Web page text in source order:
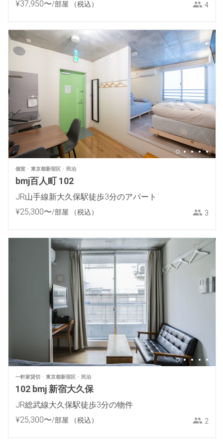
¥37,950〜/部屋 （税込） 4
個室 東京都新宿区 民泊
bmj百人町 102
JR山手線新大久保駅徒歩3分のアパート
¥25,300〜/部屋 （税込） 3
一軒家貸切 東京都新宿区 民泊
102 bmj 新宿大久保
JR総武線大久保駅徒歩3分の物件
¥25,300〜/部屋 （税込） 2